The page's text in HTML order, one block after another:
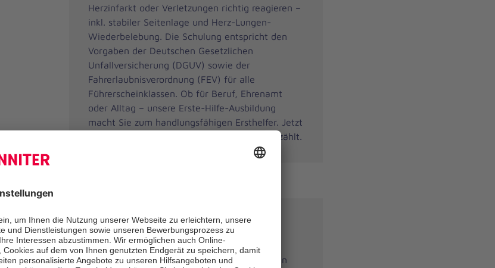
Herzinfarkt oder Verletzungen richtig reagieren –
inkl. stabiler Seitenlage und Herz-Lungen-
Wiederbelebung. Die Schulung entspricht den
Vorgaben der Deutschen Gesetzlichen
Unfallversicherung (DGUV) sowie der
Fahrerlaubnisverordnung (FEV) für alle
Führerscheinklassen. Ob für Beruf, Ehrenamt
oder Alltag – unsere Erste-Hilfe-Ausbildung
macht Sie zum handlungsfähigen Ersthelfer. Jetzt
Platz sichern und vorbereitet sein, wenn es zählt.
Suchfunktion
Um Ihnen unser breit gefächertes Angebot an